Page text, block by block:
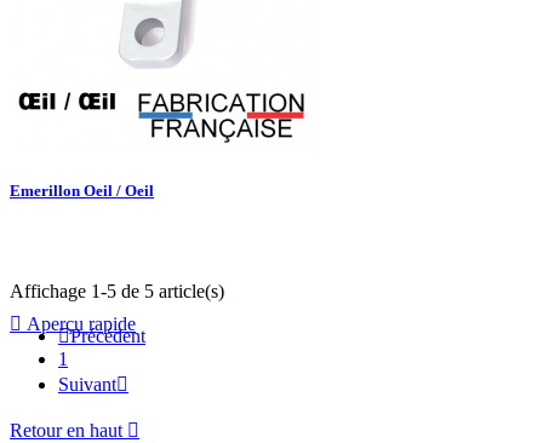
Emerillon Oeil / Oeil
 Aperçu rapide
Affichage 1-5 de 5 article(s)
Précédent
1
Suivant
Retour en haut 